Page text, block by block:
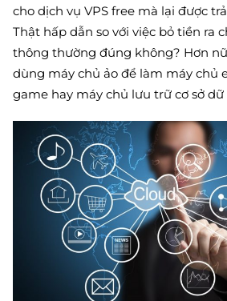
cho dịch vụ VPS free mà lại được
Thật hấp dẫn so với việc bỏ tiền ra
thông thường đúng không? Hơn
dùng máy chủ ảo để làm máy chủ
game hay máy chủ lưu trữ cơ sở dữ